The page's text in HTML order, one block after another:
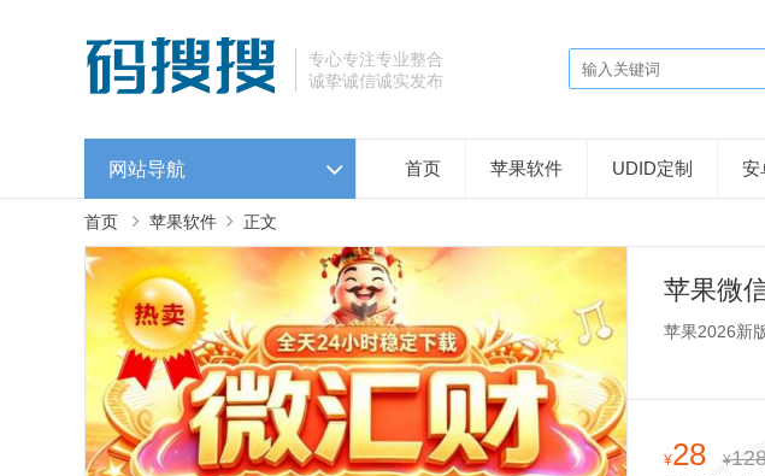
专心专注专业整合
诚挚诚信诚实发布
网站导航 首页 苹果软件 UDID定制 安
首页 苹果软件 正文
苹果微
苹果2026新
¥28 ¥